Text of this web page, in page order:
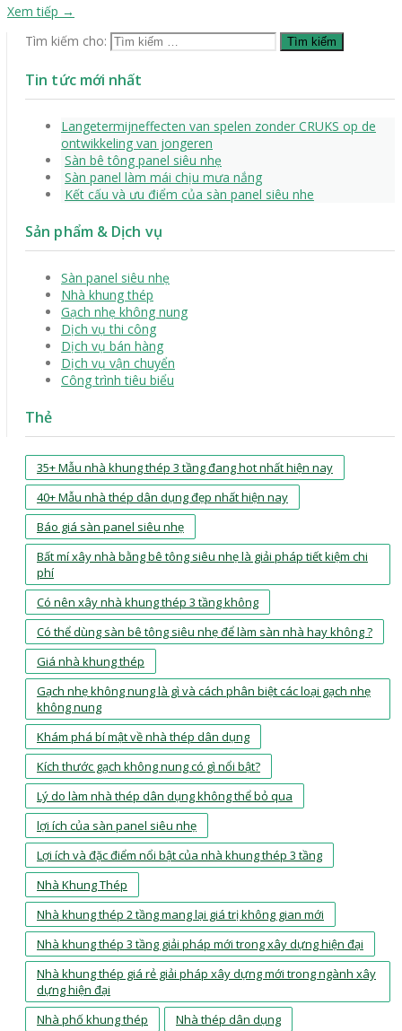
Xem tiếp →
Tìm kiếm cho:
Tin tức mới nhất
Langetermijneffecten van spelen zonder CRUKS op de
ontwikkeling van jongeren
Sàn bê tông panel siêu nhẹ
Sàn panel làm mái chịu mưa nắng
Kết cấu và ưu điểm của sàn panel siêu nhe
Sản phẩm & Dịch vụ
Sàn panel siêu nhẹ
Nhà khung thép
Gạch nhẹ không nung
Dịch vụ thi công
Dịch vụ bán hàng
Dịch vụ vận chuyển
Công trình tiêu biểu
Thẻ
35+ Mẫu nhà khung thép 3 tầng đang hot nhất hiện nay
40+ Mẫu nhà thép dân dụng đẹp nhất hiện nay
Báo giá sàn panel siêu nhẹ
Bất mí xây nhà bằng bê tông siêu nhẹ là giải pháp tiết kiệm chi
phí
Có nên xây nhà khung thép 3 tầng không
Có thể dùng sàn bê tông siêu nhẹ để làm sàn nhà hay không ?
Giá nhà khung thép
Gạch nhẹ không nung là gì và cách phân biệt các loại gạch nhẹ
không nung
Khám phá bí mật về nhà thép dân dụng
Kích thước gạch không nung có gì nổi bật?
Lý do làm nhà thép dân dụng không thể bỏ qua
lợi ích của sàn panel siêu nhẹ
Lợi ích và đặc điểm nổi bật của nhà khung thép 3 tầng
Nhà Khung Thép
Nhà khung thép 2 tầng mang lại giá trị không gian mới
Nhà khung thép 3 tầng giải pháp mới trong xây dựng hiện đại
Nhà khung thép giá rẻ giải pháp xây dựng mới trong ngành xây
dựng hiện đại
Nhà phố khung thép
Nhà thép dân dụng